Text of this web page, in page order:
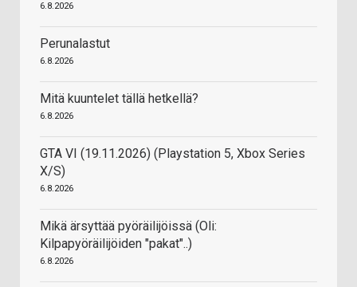
6.8.2026
Perunalastut
6.8.2026
Mitä kuuntelet tällä hetkellä?
6.8.2026
GTA VI (19.11.2026) (Playstation 5, Xbox Series
X/S)
6.8.2026
Mikä ärsyttää pyöräilijöissä (Oli:
Kilpapyöräilijöiden "pakat"..)
6.8.2026